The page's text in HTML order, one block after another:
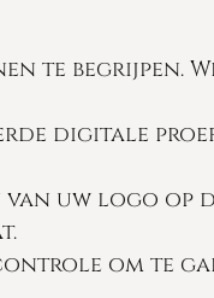
te begrijpen.
digitale
uw logo op
om te